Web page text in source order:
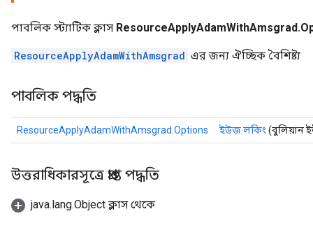
পাবলিক স্ট্যাটিক ক্লাস
ResourceApplyAdamWithAmsgrad এর জন্য ঐচ্ছিক বৈশিষ্ট্য
পাবলিক পদ্ধতি
ResourceApplyAdamWithAmsgrad.Options ইউজ লকিং (বুলিয়ান
উত্তরাধিকারসূত্রে প্রাপ্ত পদ্ধতি
java.lang.Object ক্লাস থেকে